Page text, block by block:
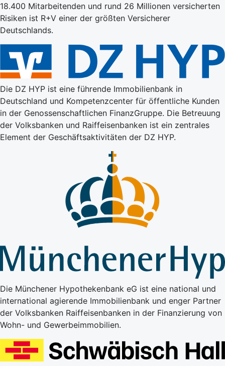
18.400 Mitarbeitenden und rund 26 Millionen versicherten
Risiken ist R+V einer der größten Versicherer
Deutschlands.
Die DZ HYP ist eine führende Immobilienbank in
Deutschland und Kompetenzcenter für öffentliche Kunden
in der Genossenschaftlichen FinanzGruppe. Die Betreuung
der Volksbanken und Raiffeisenbanken ist ein zentrales
Element der Geschäftsaktivitäten der DZ HYP.
Die Münchener Hypothekenbank eG ist eine national und
international agierende Immobilienbank und enger Partner
der Volksbanken Raiffeisenbanken in der Finanzierung von
Wohn- und Gewerbeimmobilien.